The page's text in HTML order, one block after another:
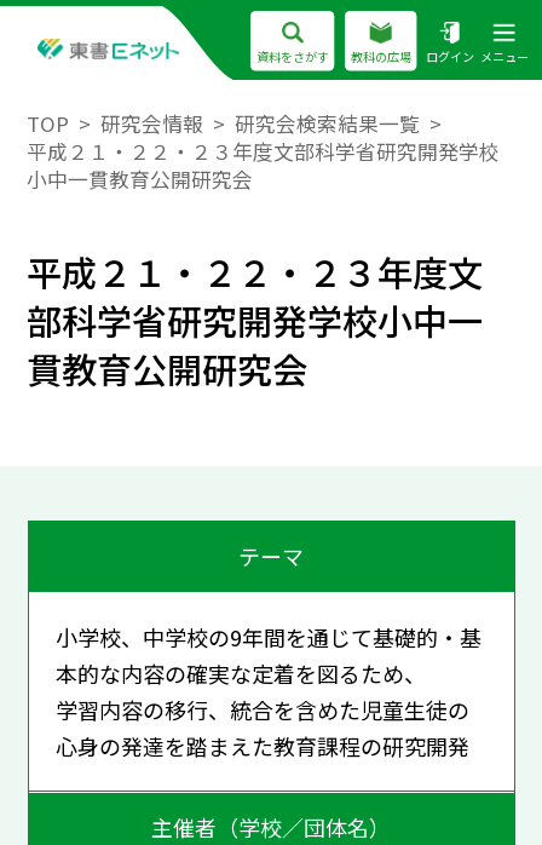
資料をさがす 教科の広場 ログイン メニュー
TOP 研究会情報
研究会検索結果一覧
平成２１・２２・２３年度文部科学省研究開発学校
小中一貫教育公開研究会
平成２１・２２・２３年度文
部科学省研究開発学校小中一
貫教育公開研究会
テーマ
小学校、中学校の9年間を通じて基礎的・基
本的な内容の確実な定着を図るため、
学習内容の移行、統合を含めた児童生徒の
心身の発達を踏まえた教育課程の研究開発
主催者（学校／団体名）